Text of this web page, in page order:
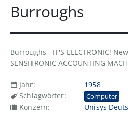
Burroughs
Burroughs - IT'S ELECTRONIC!
SENSITRONIC ACCOUNTING
Jahr:
1958
Schlagwörter:
Computer
Konzern:
Unisys